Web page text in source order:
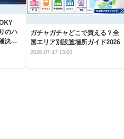
のハ
決
ガチャガチャどこで買える？全
国エリア別設置場所ガイド2026
2026-07-17 13:00